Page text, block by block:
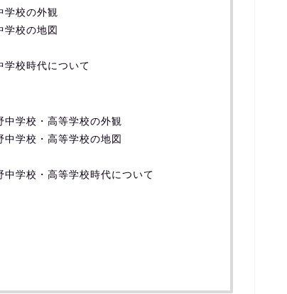
学校の外観
学校の地図
学校時代について
学校・高等学校の外観
学校・高等学校の地図
学校・高等学校時代について